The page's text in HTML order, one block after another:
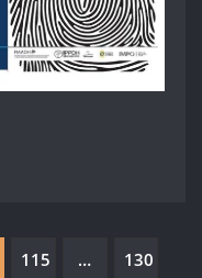
115 … 130